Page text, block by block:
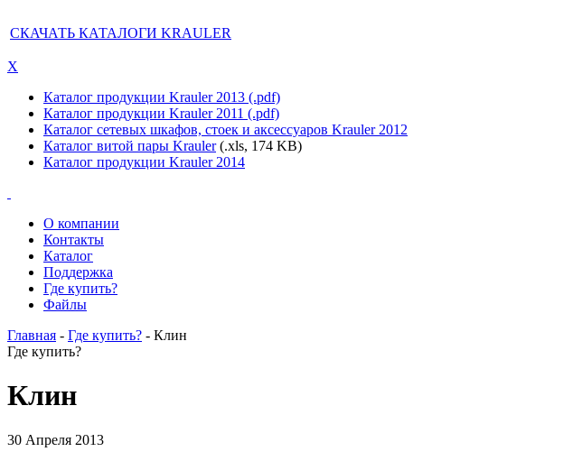
СКАЧАТЬ КАТАЛОГИ KRAULER
X
Каталог продукции Krauler 2013 (.pdf)
Каталог продукции Krauler 2011 (.pdf)
Каталог сетевых шкафов, стоек и аксессуаров Krauler 2012
Каталог витой пары Krauler(.xls, 174 KB)
Каталог продукции Krauler 2014
О компании
Контакты
Каталог
Поддержка
Где купить?
Файлы
Главная - Где купить? - Клин
Где купить?
Клин
30 Апреля 2013